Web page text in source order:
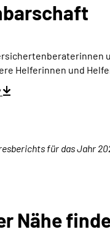
Helferinnen und
für das Jahr
Nähe